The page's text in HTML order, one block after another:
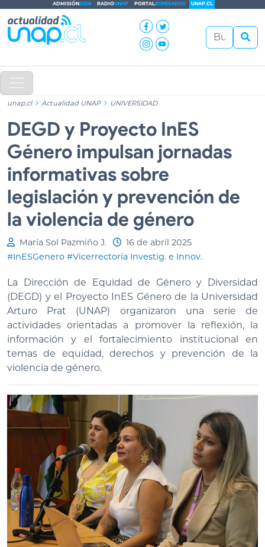
ADMISIÓN2026 RADIOUNAP PORTALEGRESADOS UNAP.CL
unap.cl Actualidad UNAP UNIVERSIDAD
DEGD y Proyecto InES
Género impulsan jornadas
informativas sobre
legislación y prevención de
la violencia de género
María Sol Pazmiño J.
16 de abril 2025
#InESGenero #Vicerrectoría Investig. e Innov.
La Dirección de Equidad de Género y Diversidad
(DEGD) y el Proyecto InES Género de la Universidad
Arturo Prat (UNAP) organizaron una serie de
actividades orientadas a promover la reflexión, la
información y el fortalecimiento institucional en
temas de equidad, derechos y prevención de la
violencia de género.